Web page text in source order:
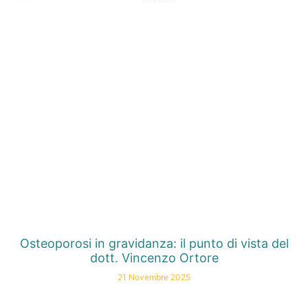
Osteoporosi in gravidanza: il punto di vista del
dott. Vincenzo Ortore
21 Novembre 2025